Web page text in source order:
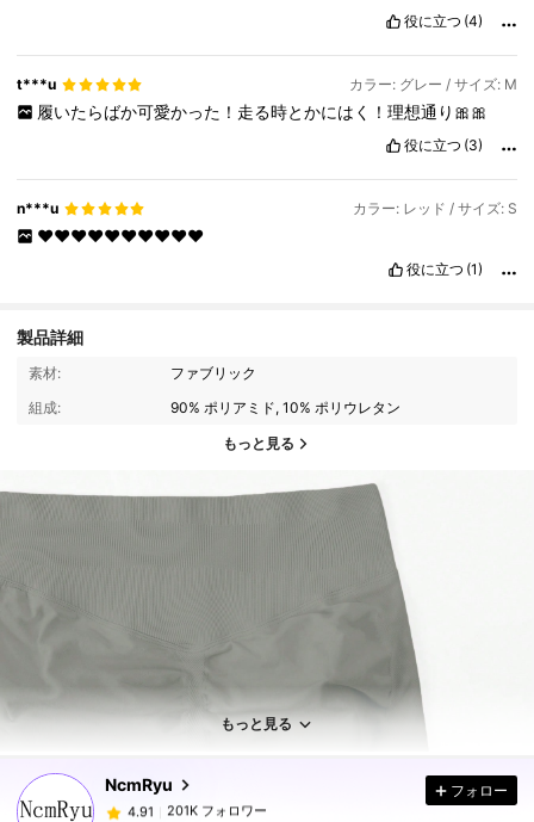
役に立つ (4)
t***u カラー: グレー / サイズ: M
履いたらばか可愛かった！走る時とかにはく！理想通り🎀🎀
役に立つ (3)
n***u カラー: レッド / サイズ: S
❤️❤️❤️❤️❤️❤️❤️❤️❤️❤️
役に立つ (1)
製品詳細
素材:
ファブリック
組成:
90% ポリアミド, 10% ポリウレタン
もっと見る
もっと見る
NcmRyu
201K フォロワー
4.91 201K フォロワー
4.91
201K フォロワー
k***1 は1日前に購入しました
フォロー